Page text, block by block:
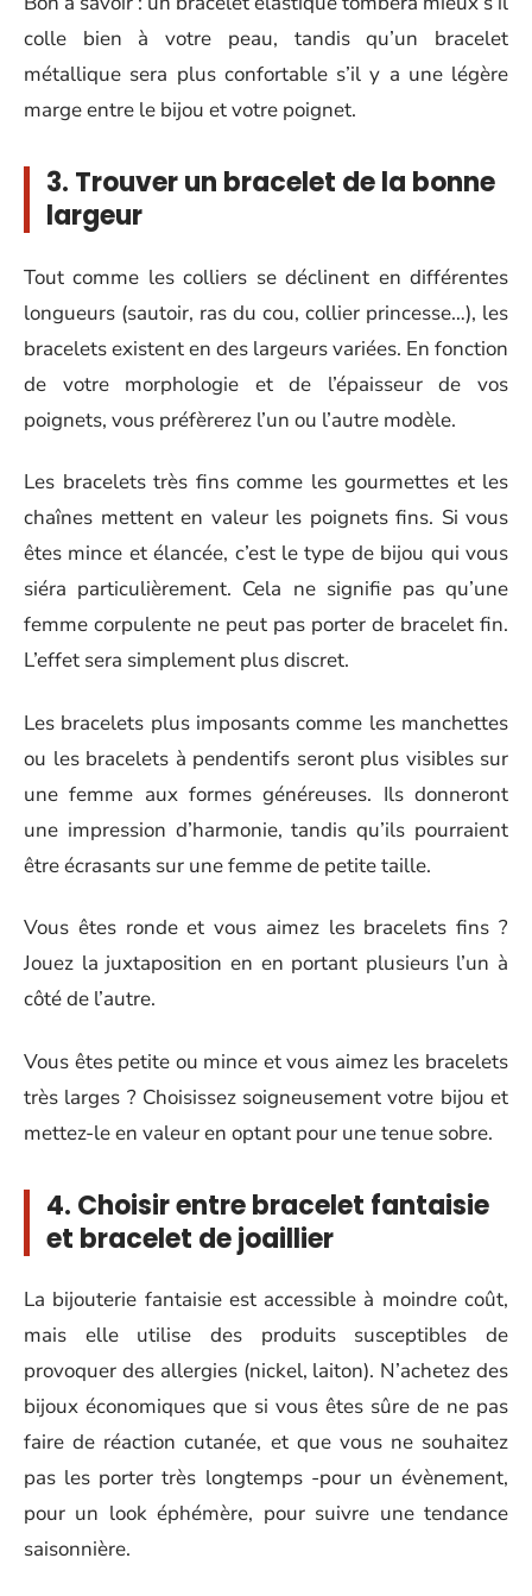
colle bien à votre peau, tandis qu’un bracelet
métallique sera plus confortable s’il y a une légère
marge entre le bijou et votre poignet.
3. Trouver un bracelet de la bonne
largeur
Tout comme les colliers se déclinent en différentes
longueurs (sautoir, ras du cou, collier princesse…), les
bracelets existent en des largeurs variées. En fonction
de votre morphologie et de l’épaisseur de vos
poignets, vous préfèrerez l’un ou l’autre modèle.
Les bracelets très fins comme les gourmettes et les
chaînes mettent en valeur les poignets fins. Si vous
êtes mince et élancée, c’est le type de bijou qui vous
siéra particulièrement. Cela ne signifie pas qu’une
femme corpulente ne peut pas porter de bracelet fin.
L’effet sera simplement plus discret.
Les bracelets plus imposants comme les manchettes
ou les bracelets à pendentifs seront plus visibles sur
une femme aux formes généreuses. Ils donneront
une impression d’harmonie, tandis qu’ils pourraient
être écrasants sur une femme de petite taille.
Vous êtes ronde et vous aimez les bracelets fins ?
Jouez la juxtaposition en en portant plusieurs l’un à
côté de l’autre.
Vous êtes petite ou mince et vous aimez les bracelets
très larges ? Choisissez soigneusement votre bijou et
mettez-le en valeur en optant pour une tenue sobre.
4. Choisir entre bracelet fantaisie
et bracelet de joaillier
La bijouterie fantaisie est accessible à moindre coût,
mais elle utilise des produits susceptibles de
provoquer des allergies (nickel, laiton). N’achetez des
bijoux économiques que si vous êtes sûre de ne pas
faire de réaction cutanée, et que vous ne souhaitez
pas les porter très longtemps -pour un évènement,
pour un look éphémère, pour suivre une tendance
saisonnière.